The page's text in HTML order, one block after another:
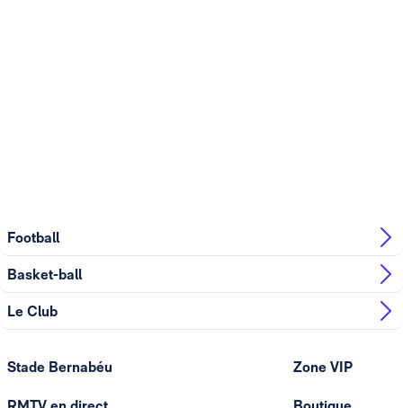
Football
Basket-ball
Le Club
Stade Bernabéu Zone VIP